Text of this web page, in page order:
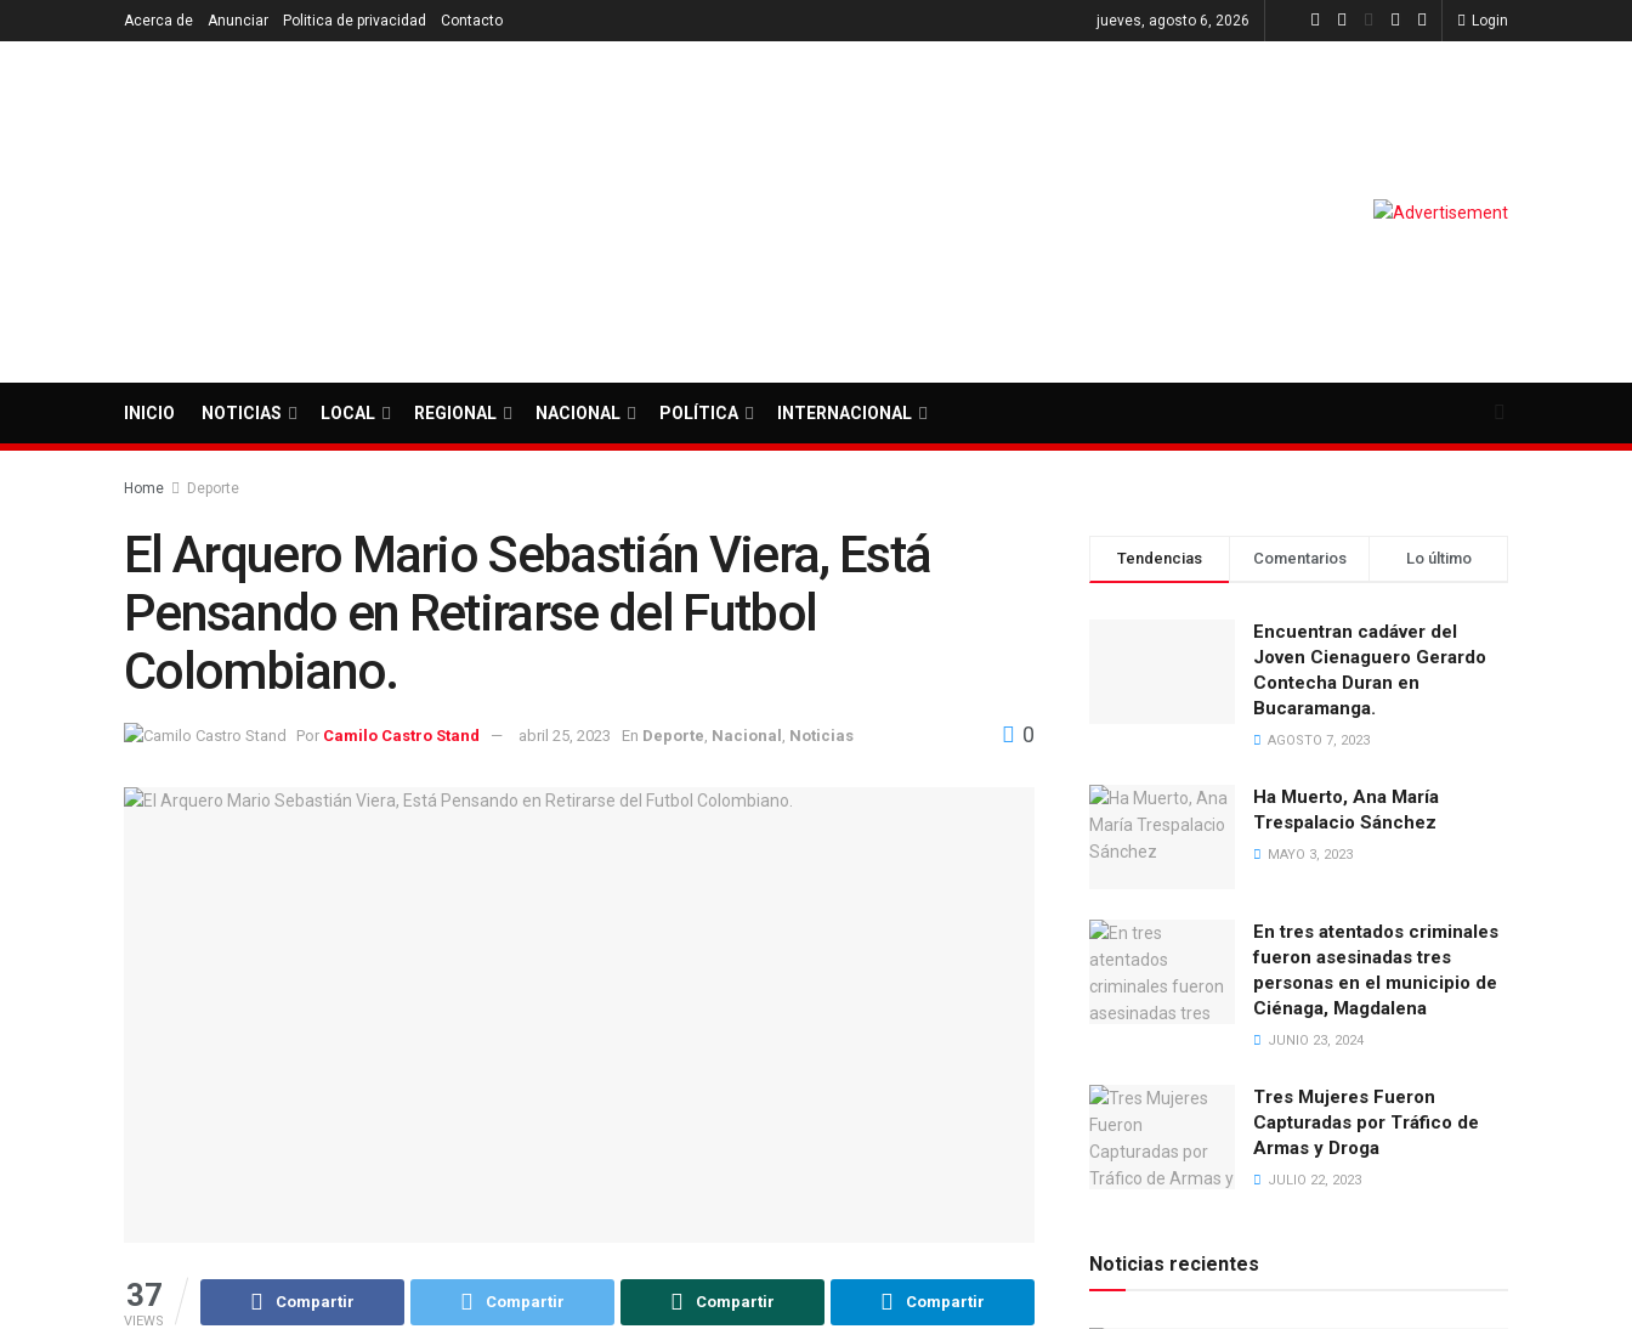
Acerca de Anunciar Politica de privacidad Contacto jueves, agosto 6, 2026 Login
INICIO NOTICIAS LOCAL REGIONAL NACIONAL POLÍTICA INTERNACIONAL
Home Deporte
El Arquero Mario Sebastián Viera, Está
Pensando en Retirarse del Futbol
Colombiano.
Por Camilo Castro Stand abril 25, 2023 En Deporte Nacional Noticias 0
37
VIEWS
Compartir Compartir Compartir Compartir
Tendencias Comentarios Lo último
Encuentran cadáver del
Joven Cienaguero Gerardo
Contecha Duran en
Bucaramanga.
AGOSTO 7, 2023
Ha Muerto, Ana María
Trespalacio Sánchez
MAYO 3, 2023
En tres atentados criminales
fueron asesinadas tres
personas en el municipio de
Ciénaga, Magdalena
JUNIO 23, 2024
Tres Mujeres Fueron
Capturadas por Tráfico de
Armas y Droga
JULIO 22, 2023
Noticias recientes